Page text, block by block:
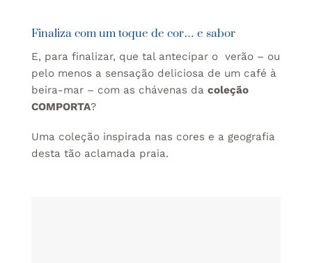
Finaliza com um toque de cor… e sabor
E, para finalizar, que tal antecipar o verão – ou
pelo menos a sensação deliciosa de um café à
beira-mar – com as chávenas da coleção
COMPORTA?
Uma coleção inspirada nas cores e a geografia
desta tão aclamada praia.